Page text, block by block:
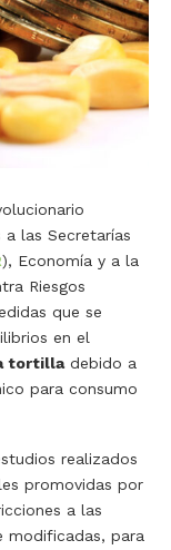
las Secretarías
), Economía y a la
Riesgos
que se
en el
tortilladebido a
para consumo
realizados
promovidas por
a las
modificadas, para